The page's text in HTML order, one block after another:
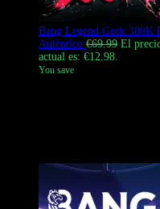
Bang Legend Geek 300K
Auténtico €69.99 El
actual es: €12.98.
You save